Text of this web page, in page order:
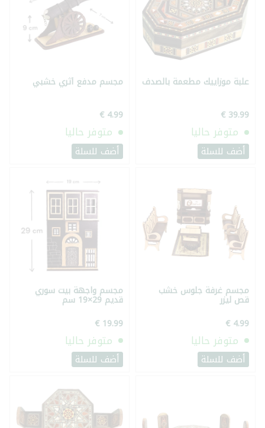
علبة موزاييك مطعمة بالصدف
متوفر حاليا
أضف للسلة
مجسم مدفع أثري خشبي
متوفر حاليا
أضف للسلة
مجسم غرفة جلوس خشب
قص ليزر
متوفر حاليا
أضف للسلة
مجسم واجهة بيت سوري
قديم 29×19 سم
متوفر حاليا
أضف للسلة